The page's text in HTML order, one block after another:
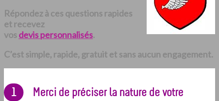
Répondez à ces questions rapides
et recevez
vos devis personnalisés.
C’est simple, rapide, gratuit et sans aucun engagement.